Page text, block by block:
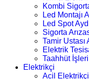
Kombi
Led Montajı
Led Spot
Sigorta
Tamir Ustası
Elektrik
Taahhüt
Elektrikçi
Acil